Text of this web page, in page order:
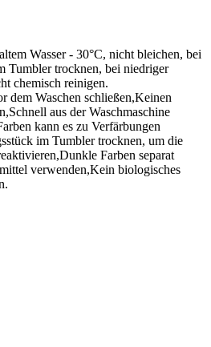
Wasser - 30°C, nicht bleichen, bei
Tumbler trocknen, bei niedriger
chemisch reinigen.
dem Waschen schließen,Keinen
aus der Waschmaschine
kann es zu Verfärbungen
im Tumbler trocknen, um die
Farben separat
verwenden,Kein biologisches